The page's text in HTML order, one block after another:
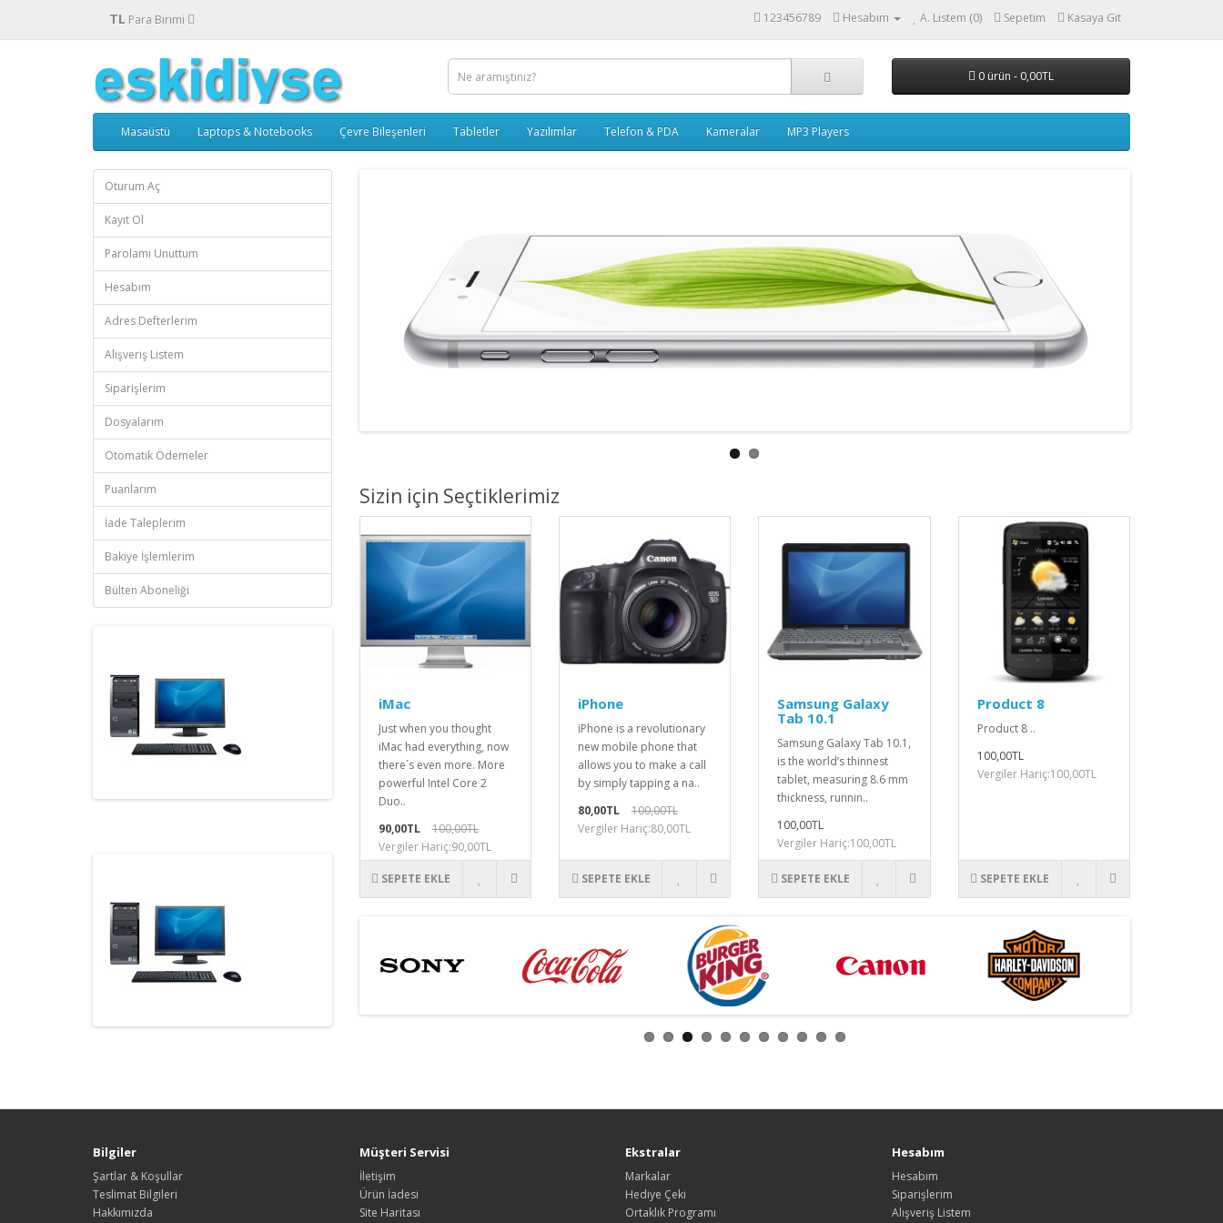
TL Para Birimi 123456789 Hesabım A. Listem (0) Sepetim Kasaya Git
0 ürün - 0,00TL
Masaüstü Laptops & Notebooks Çevre Bileşenleri Tabletler Yazılımlar Telefon & PDA Kameralar MP3 Players
Oturum Aç
Kayıt Ol
Parolamı Unuttum
Hesabım
Adres Defterlerim
Alışveriş Listem
Siparişlerim
Dosyalarım
Otomatik Ödemeler
Puanlarım
İade Taleplerim
Bakiye İşlemlerim
Bülten Aboneliği
Sizin için Seçtiklerimiz
iMac
Just when you thought
iMac had everything, now
there´s even more. More
powerful Intel Core 2
Duo..
90,00TL
100,00TL
Vergiler Hariç:90,00TL
SEPETE EKLE
iPhone
iPhone is a revolutionary
new mobile phone that
allows you to make a call
by simply tapping a na..
80,00TL
100,00TL
Vergiler Hariç:80,00TL
SEPETE EKLE
Samsung Galaxy
Tab 10.1
Samsung Galaxy Tab 10.1,
is the world’s thinnest
tablet, measuring 8.6 mm
thickness, runnin..
100,00TL
Vergiler Hariç:100,00TL
SEPETE EKLE
Product 8
Product 8 ..
100,00TL
Vergiler Hariç:100,00TL
SEPETE EKLE
Bilgiler
Şartlar & Koşullar
Teslimat Bilgileri
Hakkımızda
Müşteri Servisi
İletişim
Ürün İadesi
Site Haritası
Ekstralar
Markalar
Hediye Çeki
Ortaklık Programı
Hesabım
Hesabım
Siparişlerim
Alışveriş Listem